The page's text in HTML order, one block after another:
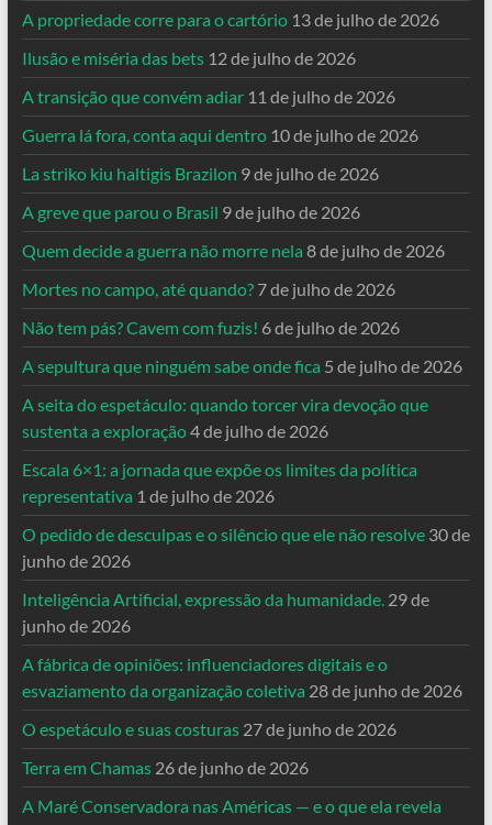
A propriedade corre para o cartório 13 de julho de 2026
Ilusão e miséria das bets 12 de julho de 2026
A transição que convém adiar 11 de julho de 2026
Guerra lá fora, conta aqui dentro 10 de julho de 2026
La striko kiu haltigis Brazilon 9 de julho de 2026
A greve que parou o Brasil 9 de julho de 2026
Quem decide a guerra não morre nela 8 de julho de 2026
Mortes no campo, até quando? 7 de julho de 2026
Não tem pás? Cavem com fuzis! 6 de julho de 2026
A sepultura que ninguém sabe onde fica 5 de julho de 2026
A seita do espetáculo: quando torcer vira devoção que
sustenta a exploração4 de julho de 2026
Escala 6×1: a jornada que expõe os limites da política
representativa 1 de julho de 2026
O pedido de desculpas e o silêncio que ele não resolve 30 de
junho de 2026
Inteligência Artificial, expressão da humanidade. 29 de
junho de 2026
A fábrica de opiniões: influenciadores digitais e o
esvaziamento da organização coletiva 28 de junho de 2026
O espetáculo e suas costuras 27 de junho de 2026
Terra em Chamas 26 de junho de 2026
A Maré Conservadora nas Américas — e o que ela revela